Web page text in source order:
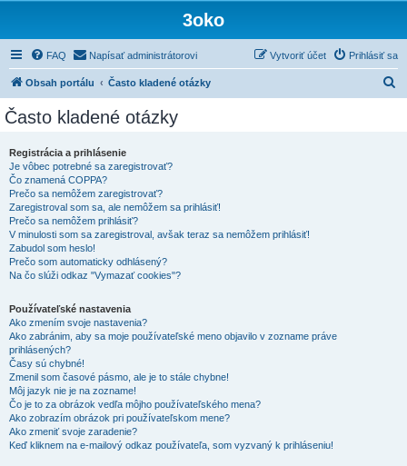
3oko
FAQ Napísať administrátorovi Prihlásiť sa
Vytvoriť účet
Obsah portálu Často kladené otázky
Často kladené otázky
Registrácia a prihlásenie
Je vôbec potrebné sa zaregistrovať?
Čo znamená COPPA?
Prečo sa nemôžem zaregistrovať?
Zaregistroval som sa, ale nemôžem sa prihlásiť!
Prečo sa nemôžem prihlásiť?
V minulosti som sa zaregistroval, avšak teraz sa nemôžem prihlásiť!
Zabudol som heslo!
Prečo som automaticky odhlásený?
Na čo slúži odkaz "Vymazať cookies"?
Používateľské nastavenia
Ako zmením svoje nastavenia?
Ako zabránim, aby sa moje používateľské meno objavilo v zozname práve
prihlásených?
Časy sú chybné!
Zmenil som časové pásmo, ale je to stále chybne!
Môj jazyk nie je na zozname!
Čo je to za obrázok vedľa môjho používateľského mena?
Ako zobrazím obrázok pri používateľskom mene?
Ako zmeniť svoje zaradenie?
Keď kliknem na e-mailový odkaz používateľa, som vyzvaný k prihláseniu!